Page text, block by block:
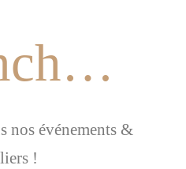
nos événements &
!